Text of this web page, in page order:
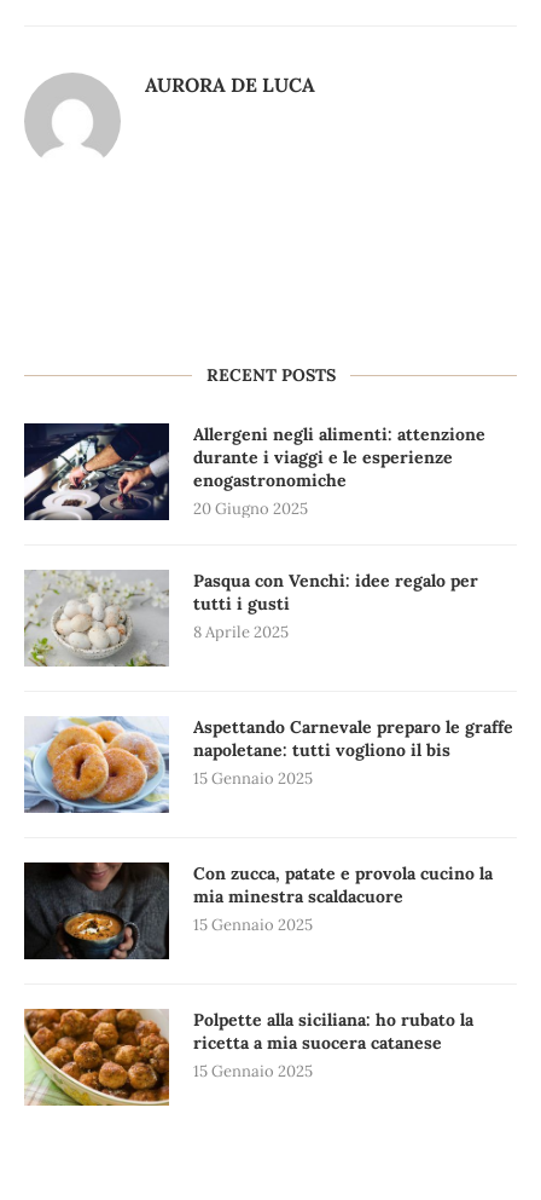
AURORA DE LUCA
RECENT POSTS
Allergeni negli alimenti: attenzione
durante i viaggi e le esperienze
enogastronomiche
20 Giugno 2025
Pasqua con Venchi: idee regalo per
tutti i gusti
8 Aprile 2025
Aspettando Carnevale preparo le graffe
napoletane: tutti vogliono il bis
15 Gennaio 2025
Con zucca, patate e provola cucino la
mia minestra scaldacuore
15 Gennaio 2025
Polpette alla siciliana: ho rubato la
ricetta a mia suocera catanese
15 Gennaio 2025